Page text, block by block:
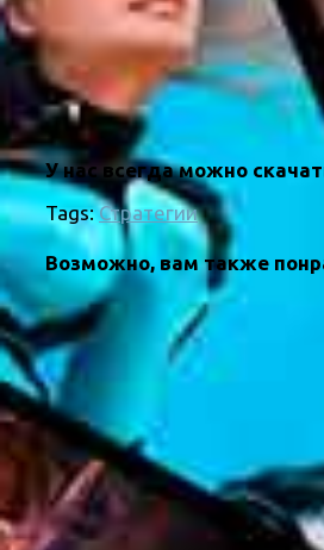
У нас всегда можно
Tags: Стратегии
Возможно, вам также